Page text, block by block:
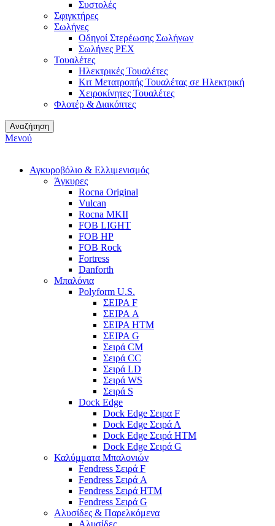
Συστολές
Σφιγκτήρες
Σωλήνες
Οδηγοί Στερέωσης Σωλήνων
Σωλήνες PEX
Τουαλέτες
Ηλεκτρικές Τουαλέτες
Κιτ Μετατροπής Τουαλέτας σε Ηλεκτρική
Χειροκίνητες Τουαλέτες
Φλοτέρ & Διακόπτες
Αναζήτηση
Μενού
Αγκυροβόλιο & Ελλιμενισμός
Άγκυρες
Rocna Original
Vulcan
Rocna MKII
FOB LIGHT
FOB HP
FOB Rock
Fortress
Danforth
Μπαλόνια
Polyform U.S.
ΣΕΙΡΑ F
ΣΕΙΡΑ A
ΣΕΙΡΑ HTM
ΣΕΙΡΑ G
Σειρά CM
Σειρά CC
Σειρά LD
Σειρά WS
Σειρά S
Dock Edge
Dock Edge Σειρα F
Dock Edge Σειρά Α
Dock Edge Σειρά HTM
Dock Edge Σειρά G
Καλύμματα Μπαλονιών
Fendress Σειρά F
Fendress Σειρά A
Fendress Σειρά HTM
Fendress Σειρά G
Αλυσίδες & Παρελκόμενα
Αλυσίδες